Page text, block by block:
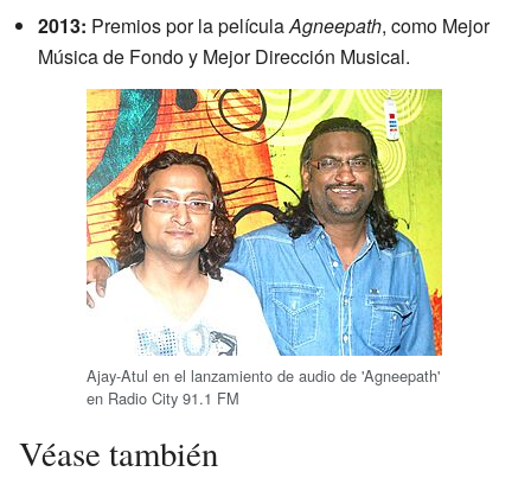
2013: Premios por la películaAgneepath, como Mejor
Música de Fondo y Mejor Dirección Musical.
Ajay-Atul en el lanzamiento de audio de 'Agneepath'
en Radio City 91.1 FM
Véase también